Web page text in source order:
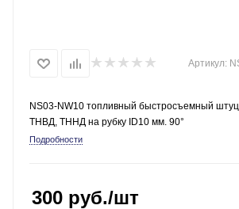
Артикул:
NS03-NW10 топливный быстросъемный
ТНВД, ТННД на рубку ID10 мм. 90°
Подробности
300 руб./шт